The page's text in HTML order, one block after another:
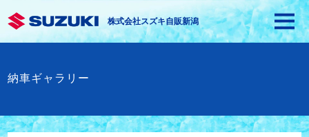
株式会社スズキ自販新潟
納車ギャラリー